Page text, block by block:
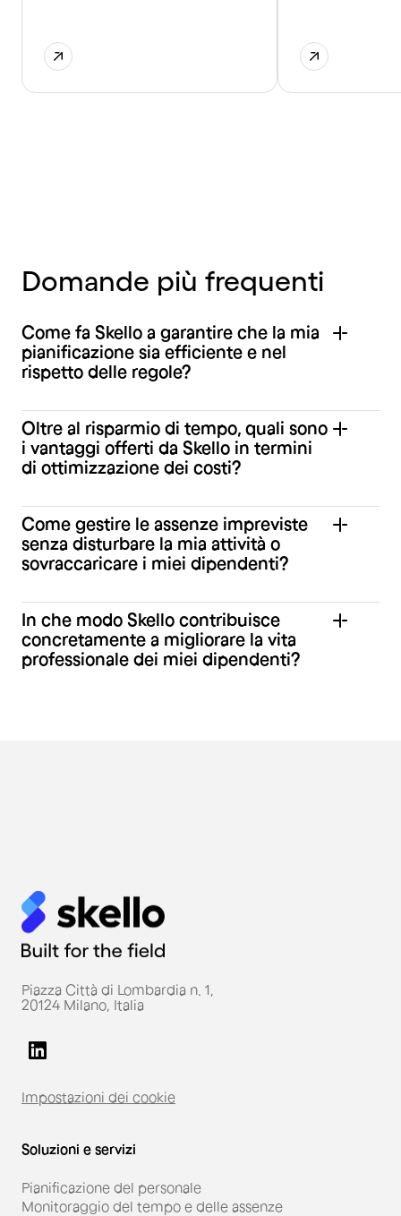
Domande più frequenti
Come fa Skello a garantire che la mia
pianificazione sia efficiente e nel
rispetto delle regole?
Oltre al risparmio di tempo, quali sono
i vantaggi offerti da Skello in termini
di ottimizzazione dei costi?
Come gestire le assenze impreviste
senza disturbare la mia attività o
sovraccaricare i miei dipendenti?
In che modo Skello contribuisce
concretamente a migliorare la vita
professionale dei miei dipendenti?
Piazza Città di Lombardia n. 1,
20124 Milano, Italia
Impostazioni dei cookie
Soluzioni e servizi
Pianificazione del personale
Monitoraggio del tempo e delle assenze